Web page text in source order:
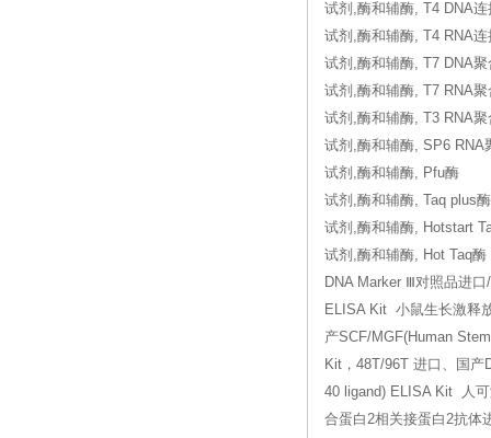
试剂,酶和辅酶, T4 DNA连
试剂,酶和辅酶, T4 RNA连
试剂,酶和辅酶, T7 DNA聚
试剂,酶和辅酶, T7 RNA聚
试剂,酶和辅酶, T3 RNA聚
试剂,酶和辅酶, SP6 RNA
试剂,酶和辅酶, Pfu酶
试剂,酶和辅酶, Taq plus酶
试剂,酶和辅酶, Hotstart
试剂,酶和辅酶, Hot Taq酶
DNA Marker Ⅲ对照品进
ELISA Kit 小鼠生长激释
产SCF/MGF(Human
Kit，48T/96T 进口、国
40 ligand) ELISA Kit 人
合蛋白2相关接蛋白2抗体